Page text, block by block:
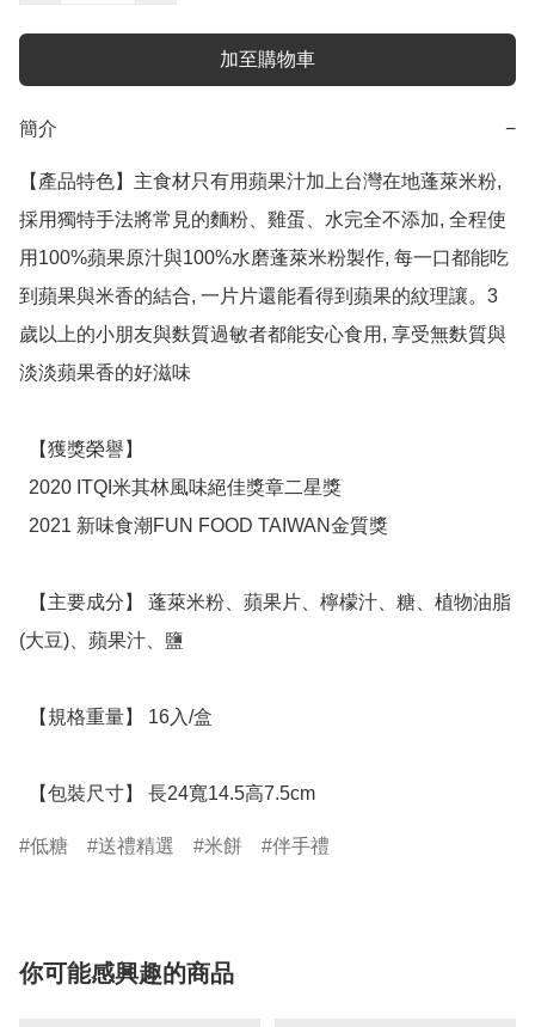
加至購物車
簡介 −
【產品特色】主食材只有用蘋果汁加上台灣在地蓬萊米粉,
採用獨特手法將常見的麵粉、雞蛋、水完全不添加, 全程使
用100%蘋果原汁與100%水磨蓬萊米粉製作, 每一口都能吃
到蘋果與米香的結合, 一片片還能看得到蘋果的紋理讓。3
歲以上的小朋友與麩質過敏者都能安心食用, 享受無麩質與
淡淡蘋果香的好滋味
(大豆)、蘋果汁、鹽
  【包裝尺寸】 長24寬14.5高7.5cm
低糖 送禮精選 米餅 伴手禮
你可能感興趣的商品